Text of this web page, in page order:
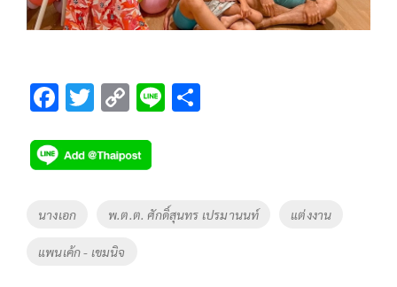
F
e
b
o
o
k
T
tt
er
C
p
y
Li
Li
Tags
นางเอก พ.ต.ต. ศักดิ์สุนทร เปรมานนท์ แต่งงาน
แพนเค้ก - เขมนิจ